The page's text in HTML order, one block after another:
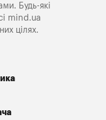
Будь-які
mind.ua
цілях.